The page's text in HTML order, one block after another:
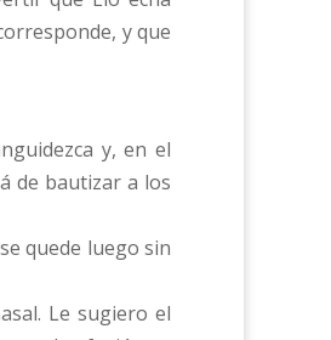
y que
y, en el
de bautizar a los
quede luego sin
Le sugiero el